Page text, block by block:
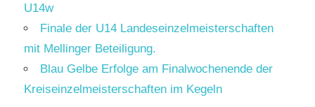
U14w
Finale der U14 Landeseinzelmeisterschaften
mit Mellinger Beteiligung.
Blau Gelbe Erfolge am Finalwochenende der
Kreiseinzelmeisterschaften im Kegeln